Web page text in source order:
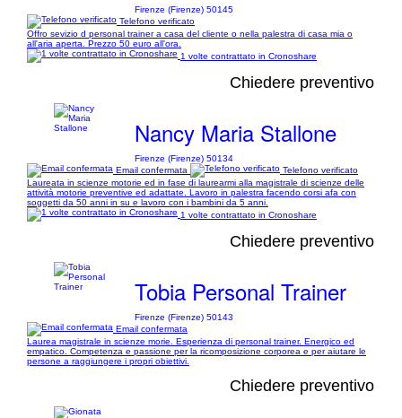
Firenze (Firenze) 50145
Telefono verificato
Offro sevizio d personal trainer a casa del cliente o nella palestra di casa mia o
all'aria aperta. Prezzo 50 euro all'ora.
1 volte contrattato in Cronoshare
Chiedere preventivo
Nancy Maria Stallone
Firenze (Firenze) 50134
Email confermata
Telefono verificato
Laureata in scienze motorie ed in fase di laurearmi alla magistrale di scienze delle
attività motorie preventive ed adattate. Lavoro in palestra facendo corsi afa con
soggetti da 50 anni in su e lavoro con i bambini da 5 anni.
1 volte contrattato in Cronoshare
Chiedere preventivo
Tobia Personal Trainer
Firenze (Firenze) 50143
Email confermata
Laurea magistrale in scienze morie. Esperienza di personal trainer. Energico ed
empatico. Competenza e passione per la ricomposizione corporea e per aiutare le
persone a raggiungere i propri obiettivi.
Chiedere preventivo